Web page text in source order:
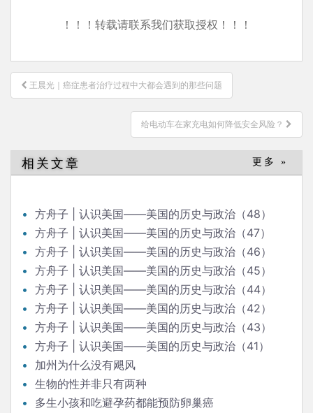
！！！转载请联系我们获取授权！！！
文
章
王晨光｜癌症患者治疗过程中大都会遇到的那些问题
给电动车在家充电如何降低安全风险？
相关文章 更多 »
方舟子 | 认识美国——美国的历史与政治（48）
方舟子 | 认识美国——美国的历史与政治（47）
方舟子 | 认识美国——美国的历史与政治（46）
方舟子 | 认识美国——美国的历史与政治（45）
方舟子 | 认识美国——美国的历史与政治（44）
方舟子 | 认识美国——美国的历史与政治（42）
方舟子 | 认识美国——美国的历史与政治（43）
方舟子 | 认识美国——美国的历史与政治（41）
加州为什么没有飓风
生物的性并非只有两种
多生小孩和吃避孕药都能预防卵巢癌